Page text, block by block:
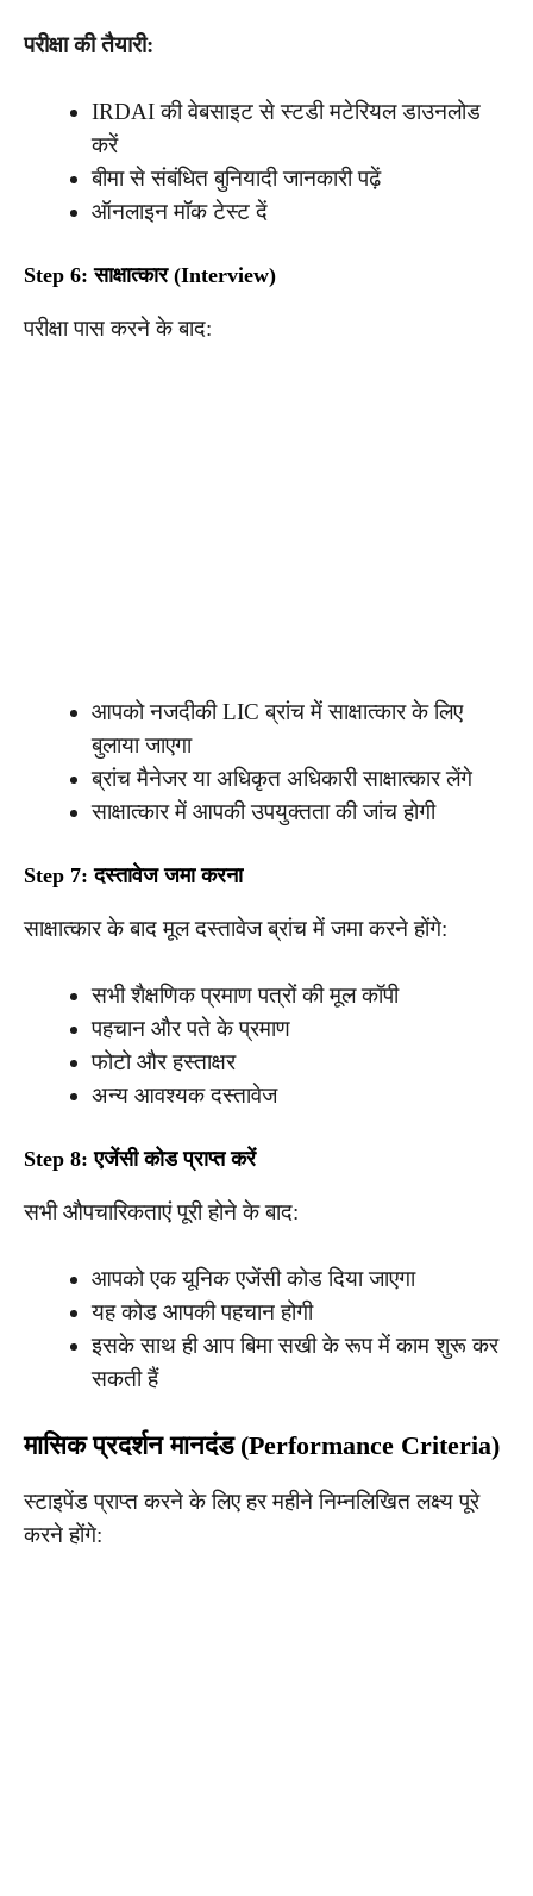
परीक्षा की तैयारी:
IRDAI की वेबसाइट से स्टडी मटेरियल डाउनलोड
करें
बीमा से संबंधित बुनियादी जानकारी पढ़ें
ऑनलाइन मॉक टेस्ट दें
Step 6: साक्षात्कार (Interview)
परीक्षा पास करने के बाद:
आपको नजदीकी LIC ब्रांच में साक्षात्कार के लिए
बुलाया जाएगा
ब्रांच मैनेजर या अधिकृत अधिकारी साक्षात्कार लेंगे
साक्षात्कार में आपकी उपयुक्तता की जांच होगी
Step 7: दस्तावेज जमा करना
साक्षात्कार के बाद मूल दस्तावेज ब्रांच में जमा करने होंगे:
सभी शैक्षणिक प्रमाण पत्रों की मूल कॉपी
पहचान और पते के प्रमाण
फोटो और हस्ताक्षर
अन्य आवश्यक दस्तावेज
Step 8: एजेंसी कोड प्राप्त करें
सभी औपचारिकताएं पूरी होने के बाद:
आपको एक यूनिक एजेंसी कोड दिया जाएगा
यह कोड आपकी पहचान होगी
इसके साथ ही आप बिमा सखी के रूप में काम शुरू कर
सकती हैं
मासिक प्रदर्शन मानदंड (Performance Criteria)
स्टाइपेंड प्राप्त करने के लिए हर महीने निम्नलिखित लक्ष्य पूरे
करने होंगे: